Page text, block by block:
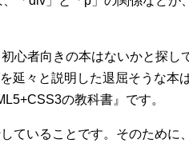
心者向きの本はないかと探し
延々と説明した退屈そうな本
の教科書』です。
ていることです。そのために、